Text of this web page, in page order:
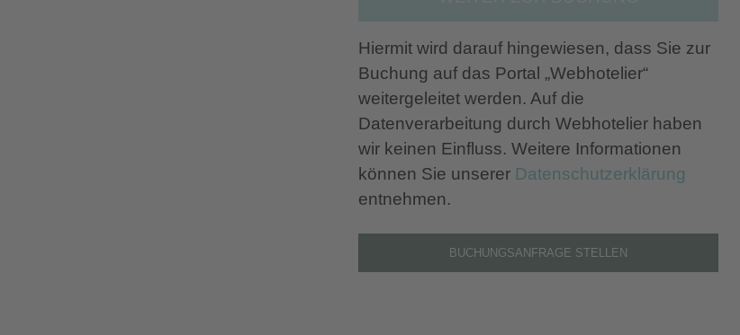
Hiermit wird darauf hingewiesen, dass Sie zur
Buchung auf das Portal „Webhotelier“
weitergeleitet werden. Auf die
Datenverarbeitung durch Webhotelier haben
wir keinen Einfluss. Weitere Informationen
können Sie unserer Datenschutzerklärung
entnehmen.
BUCHUNGSANFRAGE STELLEN